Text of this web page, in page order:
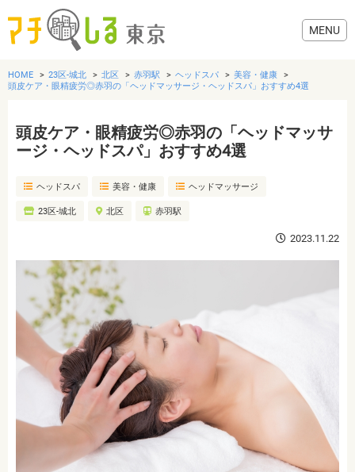
グルメ
美容・健康
おでかけ
生活
HOME 23区-城北 北区 赤羽駅 ヘッドスパ
美容・健康
頭皮ケア・眼精疲労◎赤羽の「ヘッドマッサージ・ヘッドスパ」おすすめ4選
頭皮ケア・眼精疲労◎赤羽の「ヘッドマッサ
ージ・ヘッドスパ」おすすめ4選
ヘッドスパ 美容・健康 ヘッドマッサージ
23区-城北 北区 赤羽駅
2023.11.22